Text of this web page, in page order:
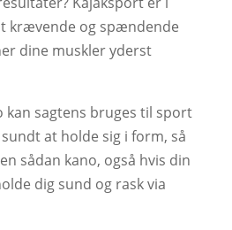
krævende og spændende
dine muskler yderst
kan sagtens bruges til sport
at holde sig i form, så
sådan kano, også hvis din
dig sund og rask via